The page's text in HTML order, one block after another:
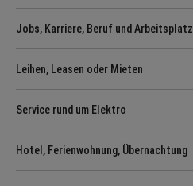
Jobs, Karriere, Beruf und Arbeitsplatz
Leihen, Leasen oder Mieten
Service rund um Elektro
Hotel, Ferienwohnung, Übernachtung